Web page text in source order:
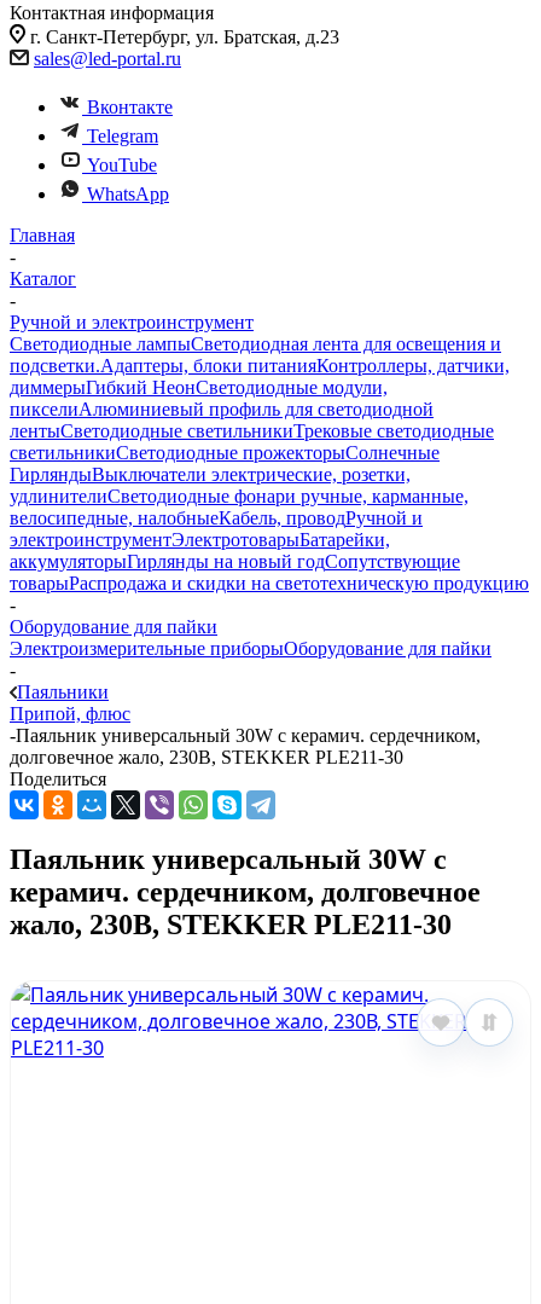
Контактная информация
г. Санкт-Петербург, ул. Братская, д.23
sales@led-portal.ru
Вконтакте
Telegram
YouTube
WhatsApp
Главная
-
Каталог
-
Ручной и электроинструмент
Светодиодные лампыСветодиодная лента для освещения и
подсветки.Адаптеры, блоки питанияКонтроллеры, датчики,
диммерыГибкий НеонСветодиодные модули,
пикселиАлюминиевый профиль для светодиодной
лентыСветодиодные светильникиТрековые светодиодные
светильникиСветодиодные прожекторыСолнечные
ГирляндыВыключатели электрические, розетки,
удлинителиСветодиодные фонари ручные, карманные,
велосипедные, налобныеКабель, проводРучной и
электроинструментЭлектротоварыБатарейки,
аккумуляторыГирлянды на новый годСопутствующие
товарыРаспродажа и скидки на светотехническую продукцию
-
Оборудование для пайки
Электроизмерительные приборыОборудование для пайки
-
Паяльники
Припой, флюс
-Паяльник универсальный 30W с керамич. сердечником,
долговечное жало, 230В, STEKKER PLE211-30
Поделиться
Паяльник универсальный 30W с
керамич. сердечником, долговечное
жало, 230В, STEKKER PLE211-30